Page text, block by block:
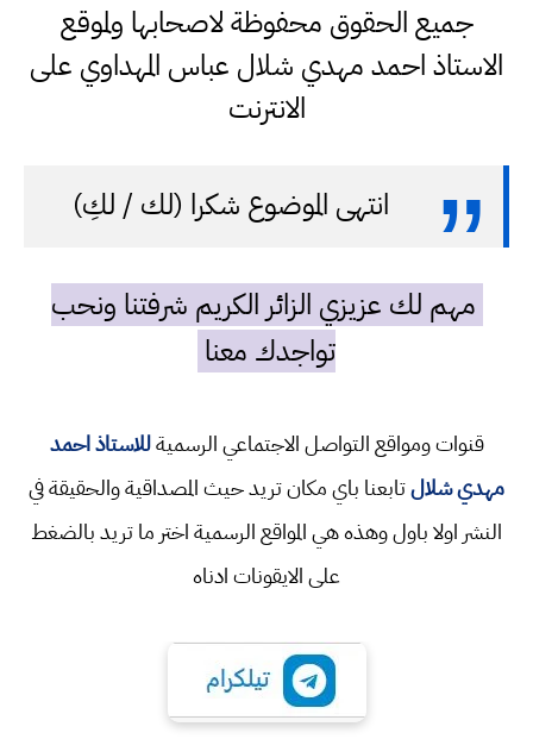
جميع الحقوق محفوظة لاصحابها ولموقع
الاستاذ احمد مهدي شلال عباس المهداوي على
الانترنت
انتهى الموضوع شكرا (لك / لكِ)
مهم لك عزيزي الزائر الكريم شرفتنا ونحب
تواجدك معنا
قنوات ومواقع التواصل الاجتماعي الرسميةللاستاذ احمد
مهدي شلالتابعنا باي مكان تريد حيث المصداقية والحقيقة في
النشر اولا باول وهذه هي المواقع الرسمية اختر ما تريد بالضغط
على الايقونات ادناه